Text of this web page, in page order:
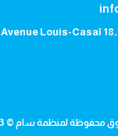
Avenue Louis-Casaï 18,
لمنظمة سام © 2023، تصميم وتطوير